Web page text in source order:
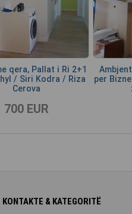
qera, Pallat i Ri 2+1
/ Siri Kodra / Riza
Cerova
700 EUR
per
KONTAKTE & KATEGORITË